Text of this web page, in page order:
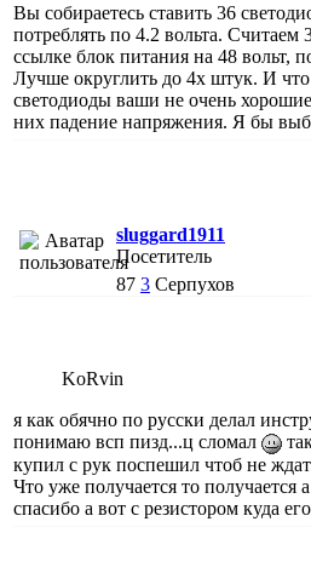
Вы собираетесь ставить 36
потреблять по 4.2 вольта. Считаем
ссылке блок питания на 48 вольт,
Лучше округлить до 4х штук. И
светодиоды ваши не очень
них падение напряжения. Я бы
sluggard1911
Посетитель
87 3 Серпухов
KoRvin
я как обячно по русски делал
понимаю всп пизд...ц сломал
купил с рук поспешил чтоб не
Что уже получается то получается
спасибо а вот с резистором куда